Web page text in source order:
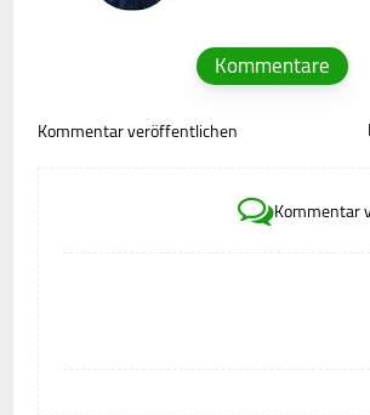
Kommentare
Kommentar veröffentlichen
Kommentar